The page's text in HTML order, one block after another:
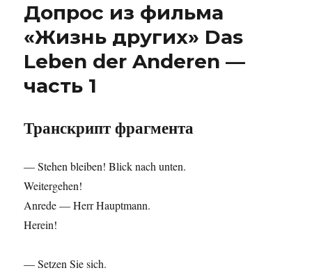
Допрос из фильма
«Жизнь других» Das
Leben der Anderen —
часть 1
Транскрипт фрагмента
— Stehen bleiben! Blick nach unten.
Weitergehen!
Anrede — Herr Hauptmann.
Herein!
— Setzen Sie sich.